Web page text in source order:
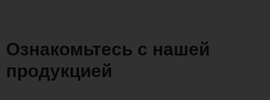
Ознакомьтесь с нашей
продукцией